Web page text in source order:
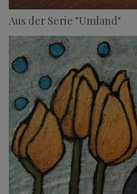
Aus der Serie "Umland"